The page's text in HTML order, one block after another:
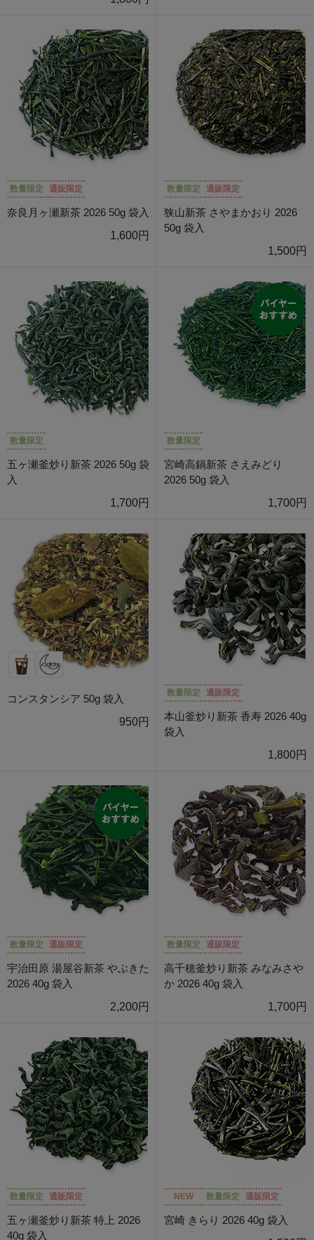
数量限定 通販限定
奈良月ヶ瀬新茶 2026 50g 袋入
1,600円
数量限定 通販限定
狭山新茶 さやまかおり 2026
50g 袋入
1,500円
数量限定
五ヶ瀬釜炒り新茶 2026 50g 袋
入
1,700円
数量限定
宮崎高鍋新茶 さえみどり
2026 50g 袋入
1,700円
コンスタンシア 50g 袋入
950円
数量限定 通販限定
本山釜炒り新茶 香寿 2026 40g
袋入
1,800円
数量限定 通販限定
宇治田原 湯屋谷新茶 やぶきた
2026 40g 袋入
2,200円
数量限定 通販限定
高千穂釜炒り新茶 みなみさや
か 2026 40g 袋入
1,700円
数量限定 通販限定
五ヶ瀬釜炒り新茶 特上 2026
40g 袋入
NEW 数量限定 通販限定
宮崎 きらり 2026 40g 袋入